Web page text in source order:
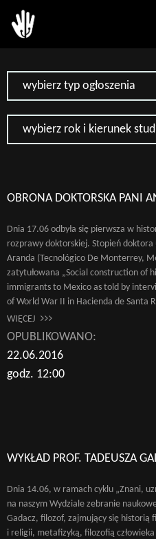
wybierz typ ogłoszenia
wybierz rok i kierunek
OBRONA DOKTORSKA PANI
Dnia 17.06 odbyła się pierwsza w
rozprawy doktorskiej. Stopień doktora
Aranda (Tecnológico De Monterrey,
zatytułowana „Social construction of
immigrants to Mexico as told by
of World War II in Hacienda de Santa
WIĘCEJ
OPUBLIKOWANO:
22.06.2016
godz. 12:00
WYKŁAD PROF. TADEUSZA
Dnia 14.06, w ramach cyklu „Znani,
na naszym Wydziale zebranie
Gadacz, filozof, zajmujący się historią
i religii, metafizyką, filozofią